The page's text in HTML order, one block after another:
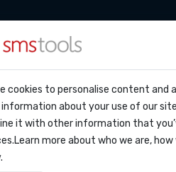
Integrationen
API Docs
level agreement
anfordern
nach
über unsere SMS
cookies to personalise content and
information about your use of our
it with other information that
more about who we are,
.